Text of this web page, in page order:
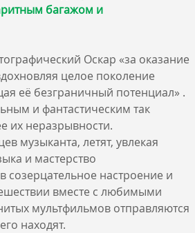
багажом и
Оскар «за оказание
целое поколение
её безграничный потенциал» .
и фантастическим так
их неразрывности.
музыканта, летят, увлекая
и мастерство
созерцательное настроение и
вместе с любимыми
мультфильмов отправляются
находят.